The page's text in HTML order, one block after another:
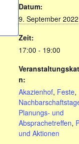
Datum:
9. September 2022
Zeit:
17:00 - 19:00
n:
Akazienhof, Feste,
Planungs- und
Absprachetreffen,
und Aktionen